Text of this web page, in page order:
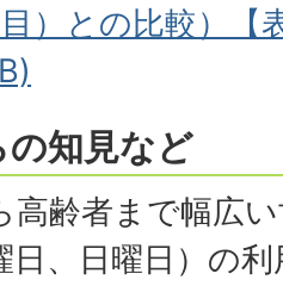
）との比較）【
知見など
高齢者まで幅広
日、日曜日）の